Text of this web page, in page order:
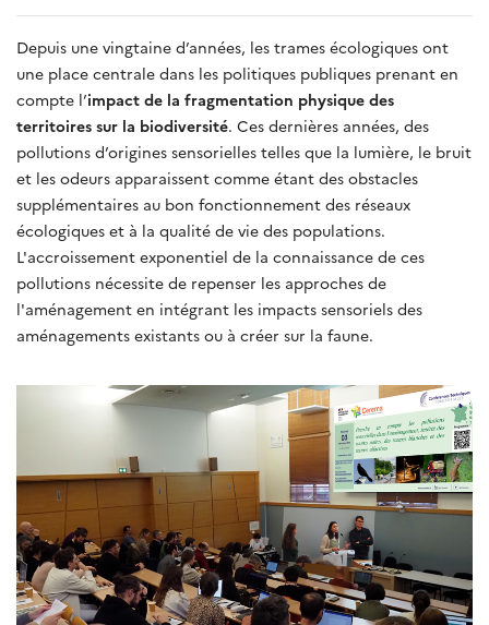
Depuis une vingtaine d’années, les trames écologiques ont
une place centrale dans les politiques publiques prenant en
compte l’impact de la fragmentation physique des
territoires sur la biodiversité. Ces dernières années, des
pollutions d’origines sensorielles telles que la lumière, le bruit
et les odeurs apparaissent comme étant des obstacles
supplémentaires au bon fonctionnement des réseaux
écologiques et à la qualité de vie des populations.
L'accroissement exponentiel de la connaissance de ces
pollutions nécessite de repenser les approches de
l'aménagement en intégrant les impacts sensoriels des
aménagements existants ou à créer sur la faune.